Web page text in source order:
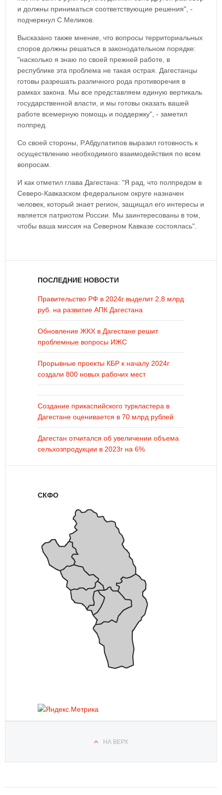
и должны приниматься соответствующие решения", -
подчеркнул С.Меликов.
Высказано также мнение, что вопросы территориальных
споров должны решаться в законодательном порядке:
"насколько я знаю по своей прежней работе, в
республике эта проблема не такая острая. Дагестанцы
готовы разрешать различного рода противоречия в
рамках закона. Мы все представляем единую вертикаль
государственной власти, и мы готовы оказать вашей
работе всемерную помощь и поддержку", - заметил
полпред.
Со своей стороны, Р.Абдулатипов выразил готовность к
осуществлению необходимого взаимодействия по всем
вопросам.
И как отметил глава Дагестана: "Я рад, что полпредом в
Северо-Кавказском федеральном округе назначен
человек, который знает регион, защищал его интересы и
является патриотом России. Мы заинтересованы в том,
чтобы ваша миссия на Северном Кавказе состоялась".
ПОСЛЕДНИЕ НОВОСТИ
Правительство РФ в 2024г выделит 2,8 млрд
руб. на развитие АПК Дагестана
Обновление ЖКХ в Дагестане решит
проблемные вопросы ИЖС
Прорывные проекты КБР к началу 2024г
создали 800 новых рабочих мест
Создание прикаспийского туркластера в
Дагестане оценивается в 70 млрд рублей
Дагестан отчитался об увеличении объема
сельхозпродукции в 2023г на 6%
СКФО
НА ВЕРХ